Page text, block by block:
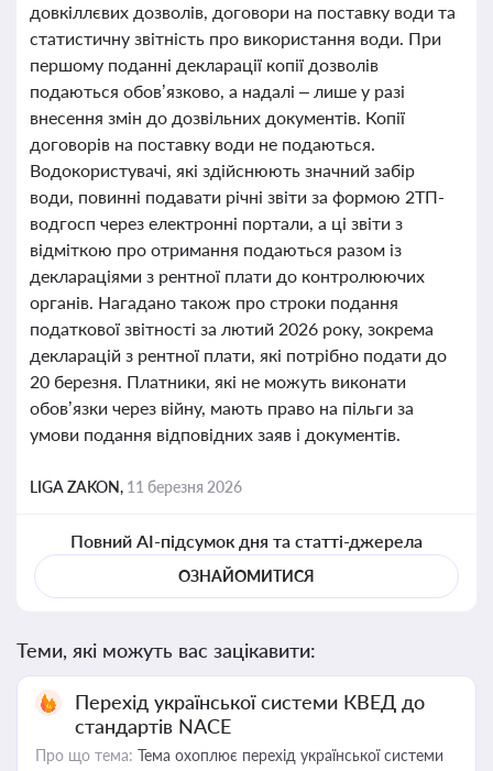
довкіллєвих дозволів, договори на поставку води та
статистичну звітність про використання води. При
першому поданні декларації копії дозволів
подаються обов’язково, а надалі – лише у разі
внесення змін до дозвільних документів. Копії
договорів на поставку води не подаються.
Водокористувачі, які здійснюють значний забір
води, повинні подавати річні звіти за формою 2ТП-
водгосп через електронні портали, а ці звіти з
відміткою про отримання подаються разом із
деклараціями з рентної плати до контролюючих
органів. Нагадано також про строки подання
податкової звітності за лютий 2026 року, зокрема
декларацій з рентної плати, які потрібно подати до
20 березня. Платники, які не можуть виконати
обов’язки через війну, мають право на пільги за
умови подання відповідних заяв і документів.
LIGA ZAKON, 11 березня 2026
Повний AI-підсумок дня та статті-джерела
ОЗНАЙОМИТИСЯ
Теми, які можуть вас зацікавити:
Перехід української системи КВЕД до
стандартів NACE
Про що тема: Тема охоплює перехід української системи